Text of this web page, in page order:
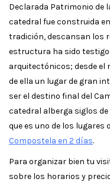
Declarada Patrimonio de
catedral fue construida en
tradición, descansan los
estructura ha sido
arquitectónicos; desde el
de ella un lugar de gran
ser el destino final del
catedral alberga siglos
que es uno de los lugares
Compostela en 2 días.
Para organizar bien tu
sobre los horarios y